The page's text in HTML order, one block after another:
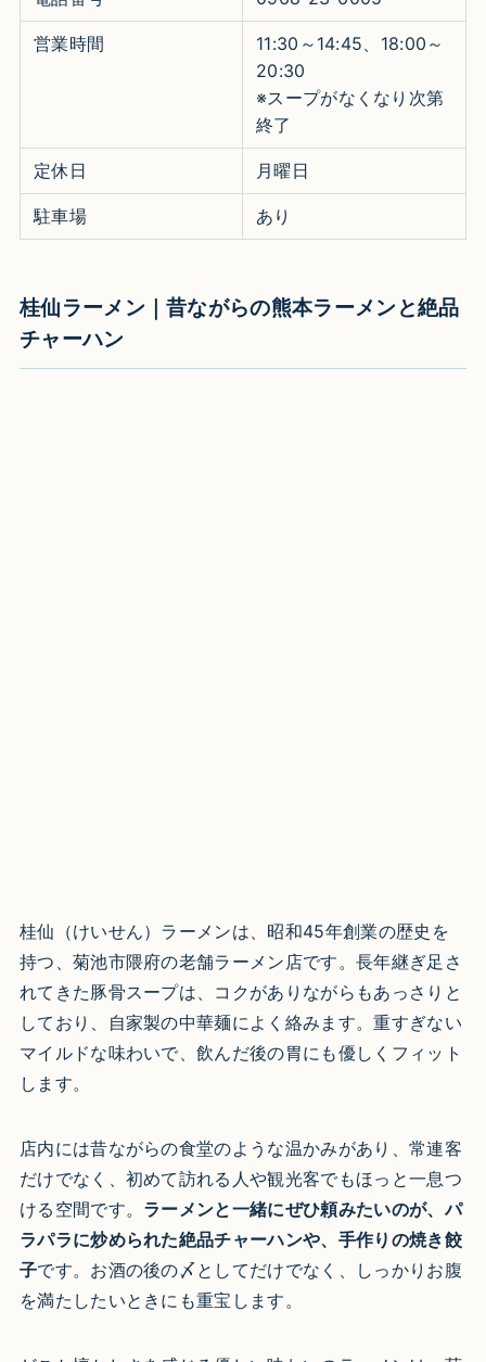
営業時間
11:30～14:45、18:00～
20:30
※スープがなくなり次第
終了
定休日 月曜日
駐車場 あり
桂仙ラーメン｜昔ながらの熊本ラーメンと絶品
チャーハン
桂仙（けいせん）ラーメンは、昭和45年創業の歴史を
持つ、菊池市隈府の老舗ラーメン店です。長年継ぎ足さ
れてきた豚骨スープは、コクがありながらもあっさりと
しており、自家製の中華麺によく絡みます。重すぎない
マイルドな味わいで、飲んだ後の胃にも優しくフィット
します。
店内には昔ながらの食堂のような温かみがあり、常連客
だけでなく、初めて訪れる人や観光客でもほっと一息つ
ける空間です。 ラーメンと一緒にぜひ頼みたいのが、パ
ラパラに炒められた絶品チャーハンや、手作りの焼き餃
子です。お酒の後の〆としてだけでなく、しっかりお腹
を満たしたいときにも重宝します。